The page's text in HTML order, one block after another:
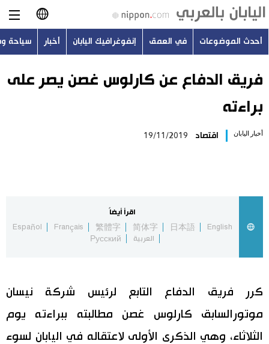
日本語
English
Русский
أحدث الموضوعات
اليابان في فيديو
مانغا وأنيمي
أحدث الموضوعات في العمق إنفوغرافيك اليابان أخبار سياحة
فريق الدفاع عن كارلوس غصن يصر على
براءته
أخبار اليابان اقتصاد 19/11/2019
اقرأ أيضاً
English
日本語
简体字
繁體字
Français
Español
العربية
Русский
كرر فريق الدفاع التابع لرئيس شركة نيسان
موتورالسابق كارلوس غصن مطالبته ببراءته يوم
الثلاثاء، وهي الذكرى الأولى لاعتقاله في اليابان لسوء